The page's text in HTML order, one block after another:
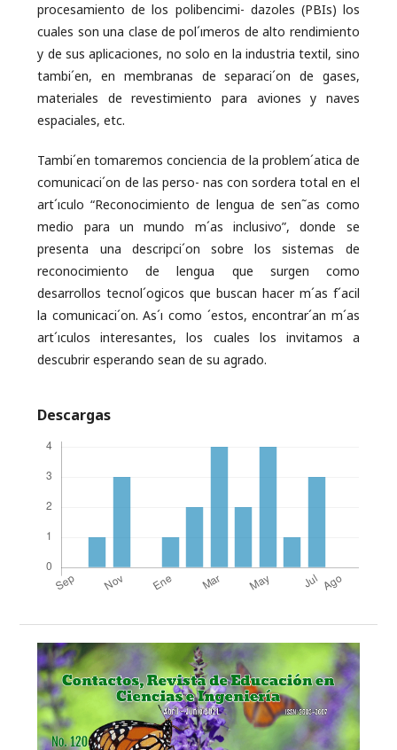
procesamiento de los polibencimi- dazoles (PBIs) los
cuales son una clase de pol´ımeros de alto rendimiento
y de sus aplicaciones, no solo en la industria textil, sino
tambi´en, en membranas de separaci´on de gases,
materiales de revestimiento para aviones y naves
espaciales, etc.
Tambi´en tomaremos conciencia de la problem´atica de
comunicaci´on de las perso- nas con sordera total en el
art´ıculo “Reconocimiento de lengua de sen˜as como
medio para un mundo m´as inclusivo”, donde se
presenta una descripci´on sobre los sistemas de
reconocimiento de lengua que surgen como
desarrollos tecnol´ogicos que buscan hacer m´as f´acil
la comunicaci´on. As´ı como ´estos, encontrar´an m´as
art´ıculos interesantes, los cuales los invitamos a
descubrir esperando sean de su agrado.
Descargas